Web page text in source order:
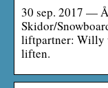
30 sep. 2017 —
Skidor/
liftpartner: Willy
liften.